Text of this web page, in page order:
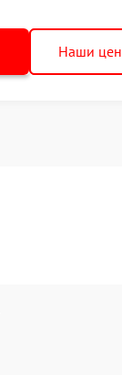
Наши